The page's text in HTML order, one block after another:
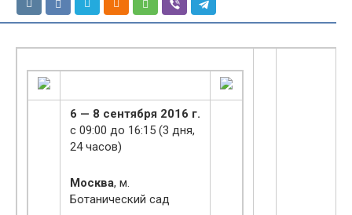
6 — 8 сентября 2016 г.
c 09:00 до 16:15 (3 дня,
24 часов)
Москва, м.
Ботанический сад